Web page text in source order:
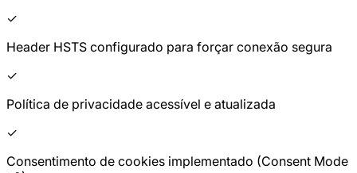
✓
Header HSTS configurado para forçar conexão segura
✓
Política de privacidade acessível e atualizada
✓
Consentimento de cookies implementado (Consent Mode